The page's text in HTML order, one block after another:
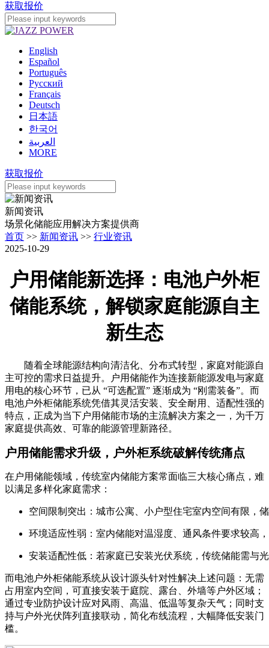
获取报价
English
Español
Português
Pусский
Français
Deutsch
日本語
한국어
العربية
MORE
获取报价
新闻资讯
场景化储能应用解决方案提供商
首页 >> 新闻资讯 >> 行业资讯
2025-10-29
户用储能新选择：电池户外柜
储能系统，解锁家庭能源自主
新生态
随着全球能源结构向清洁化、分布式转型，家庭对能源自
主可控的需求日益提升。户用储能作为连接新能源发电与家庭
用电的核心环节，已从 “可选配置” 逐渐成为 “刚需装备”。而
电池户外柜储能系统凭借其灵活安装、安全耐用、适配性强的
特点，正成为当下户用储能市场的主流解决方案之一，为千万
家庭提供高效、可靠的能源管理新路径。
户用储能需求升级，户外柜系统破解传统痛点
在户用储能领域，传统室内储能方案常面临三大核心痛点，难
以满足多样化家庭需求：
空间限制突出：城市公寓、小户型住宅室内空间有限，
环境适应性弱：室内储能对温湿度、通风条件要求较高
安装适配性低：若家庭已安装光伏系统，传统储能需与
而电池户外柜储能系统从设计源头针对性解决上述问题：无需
占用室内空间，可直接安装于庭院、露台、外墙等户外区域；
通过专业防护设计应对风雨、高温、低温等复杂天气；同时支
持与户外光伏阵列直接联动，简化布线流程，大幅降低安装门
槛。